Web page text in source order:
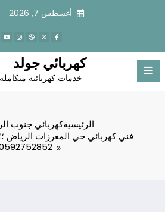
أغسطس 7, 2026
كهربائي جولد
خدمات كهربائية متكاملة
الرئيسيةكهربائي جنوب
فني كهربائي حي المغرزات الرياض